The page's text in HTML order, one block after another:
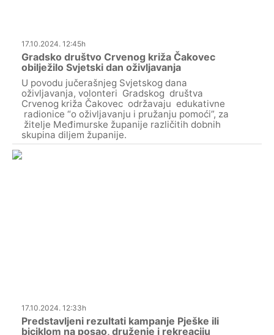
17.10.2024. 12:45h
Gradsko društvo Crvenog križa Čakovec
obilježilo Svjetski dan oživljavanja
U povodu jučerašnjeg Svjetskog dana
oživljavanja, volonteri Gradskog društva
Crvenog križa Čakovec održavaju edukativne
radionice “o oživljavanju i pružanju pomoći”, za
žitelje Međimurske županije različitih dobnih
skupina diljem županije.
17.10.2024. 12:33h
Predstavljeni rezultati kampanje Pješke ili
biciklom na posao, druženje i rekreaciju